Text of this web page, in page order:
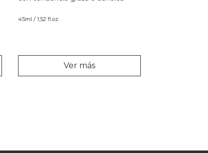
45ml / 1,52 fl.oz
Ver más